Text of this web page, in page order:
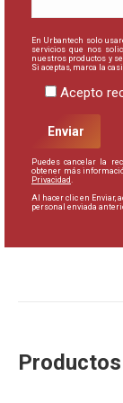
En Urbantech solo
servicios que nos
nuestros productos y
Si aceptas, marca la
Acepto
Puedes cancelar la
obtener más
Privacidad
Al hacer clic en Enviar,
personal enviada